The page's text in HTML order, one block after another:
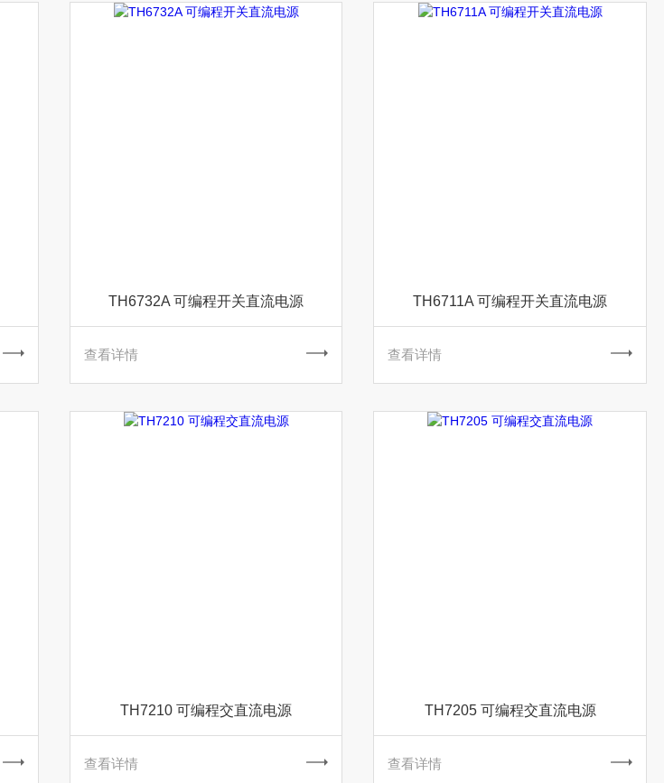
TH6732A 可编程开关直流电源
查看详情
TH6711A 可编程开关直流电源
查看详情
TH7210 可编程交直流电源
查看详情
TH7205 可编程交直流电源
查看详情